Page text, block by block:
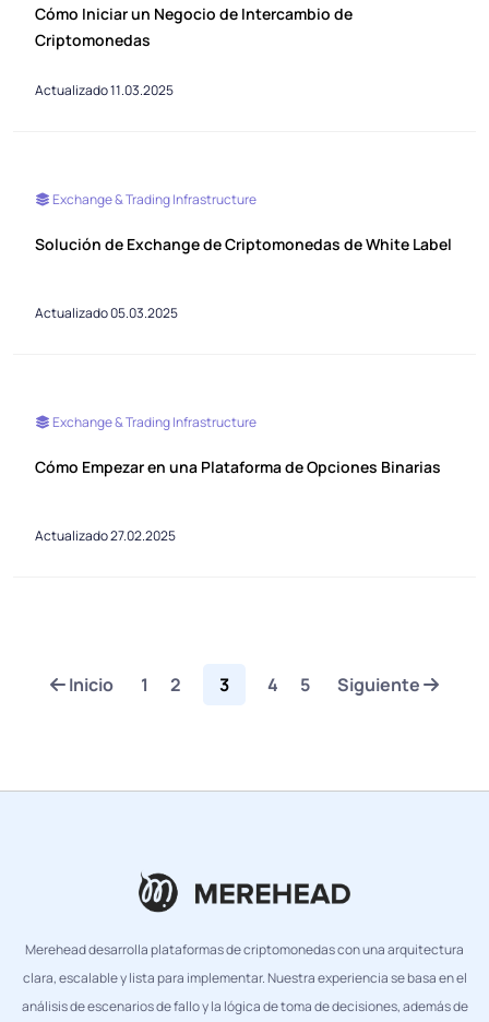
Cómo Iniciar un Negocio de Intercambio de
Criptomonedas
Actualizado 11.03.2025
Exchange & Trading Infrastructure
Solución de Exchange de Criptomonedas de White Label
Actualizado 05.03.2025
Exchange & Trading Infrastructure
Cómo Empezar en una Plataforma de Opciones Binarias
Actualizado 27.02.2025
Inicio 1 2 3 4 5 Siguiente
Merehead desarrolla plataformas de criptomonedas con una arquitectura
clara, escalable y lista para implementar. Nuestra experiencia se basa en el
análisis de escenarios de fallo y la lógica de toma de decisiones, además de